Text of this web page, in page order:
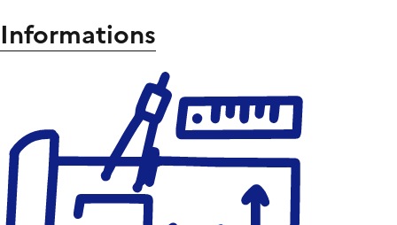
Informations